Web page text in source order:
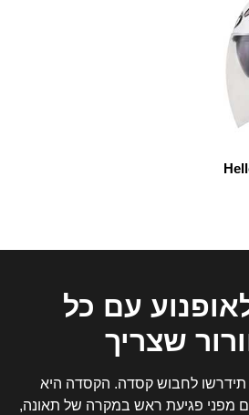
עם כל
שצריך
תידרשו לחבוש קסדה. הקסדה היא
מפני פגיעת ראש במקרה של תאונה,